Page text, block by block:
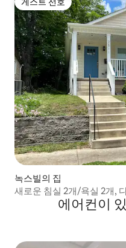
게스트 선호
녹스빌의 집
새로운 침실 2개/욕실 2개,
에어컨이